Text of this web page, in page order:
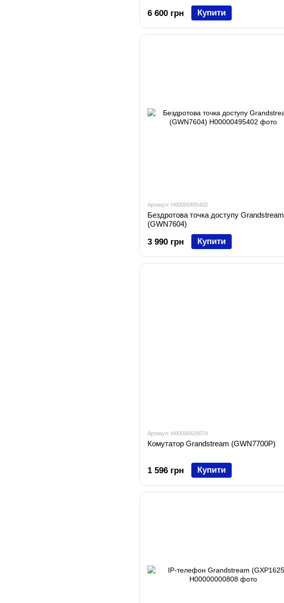
6 600 грн Купити
Артикул: H00000495402
Бездротова точка доступу Grandstream
(GWN7604)
3 990 грн Купити
Артикул: H00000424074
Комутатор Grandstream (GWN7700P)
1 596 грн Купити